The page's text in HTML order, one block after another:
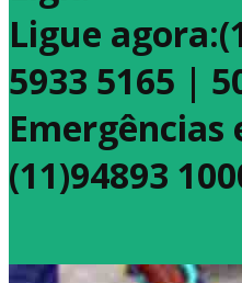
Ligue
5933 5165 |
Emergências
(11)94893